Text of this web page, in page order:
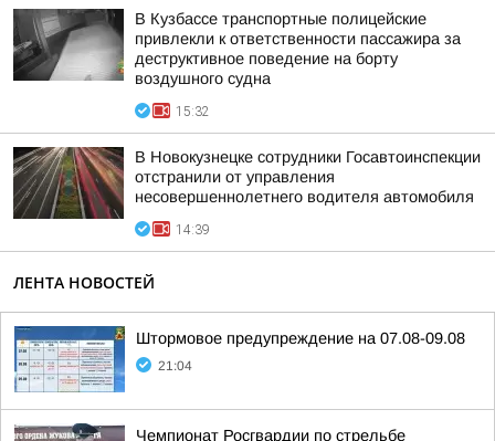
В Кузбассе транспортные полицейские
привлекли к ответственности пассажира за
деструктивное поведение на борту
воздушного судна
15:32
В Новокузнецке сотрудники Госавтоинспекции
отстранили от управления
несовершеннолетнего водителя автомобиля
14:39
ЛЕНТА НОВОСТЕЙ
Штормовое предупреждение на 07.08-09.08
21:04
Чемпионат Росгвардии по стрельбе